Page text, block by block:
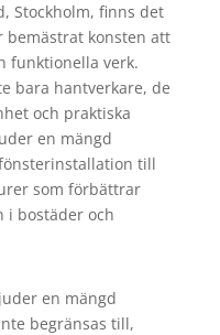
Stockholm, finns det
bemästrat konsten att
funktionella verk.
bara hantverkare, de
och praktiska
en mängd
till
som förbättrar
i bostäder och
en mängd
begränsas till,